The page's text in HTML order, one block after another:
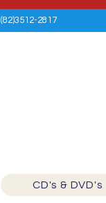
(82)3512-2817
CD's & DVD's